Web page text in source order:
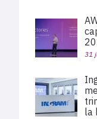
31
la